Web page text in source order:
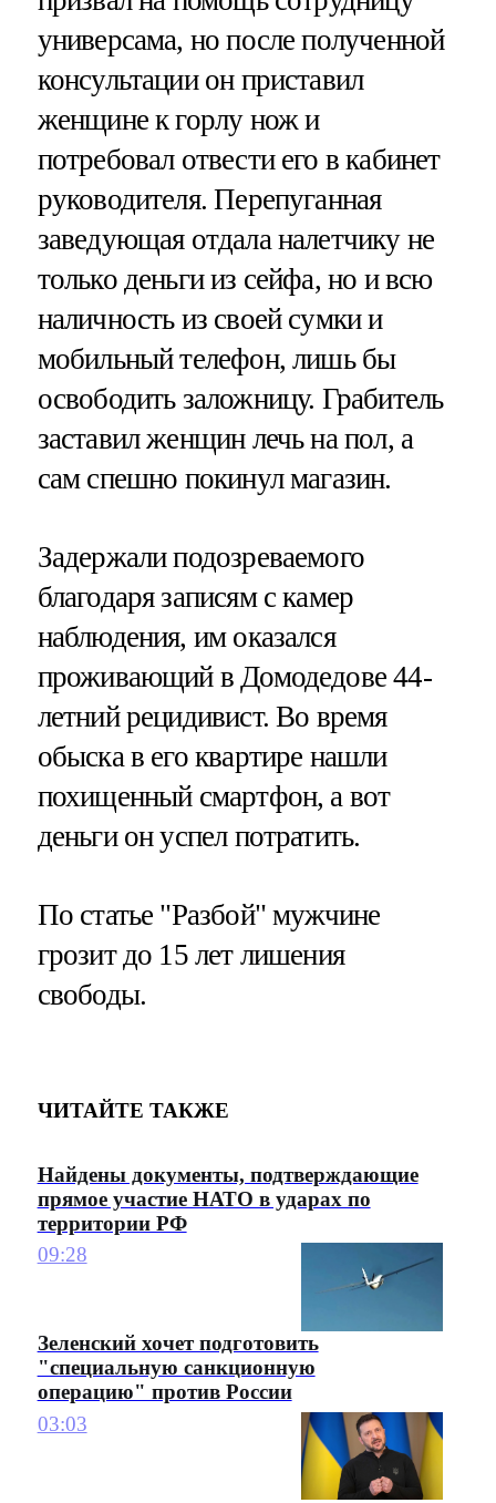
универсама, но после полученной
консультации он приставил
женщине к горлу нож и
потребовал отвести его в кабинет
руководителя. Перепуганная
заведующая отдала налетчику не
только деньги из сейфа, но и всю
наличность из своей сумки и
мобильный телефон, лишь бы
освободить заложницу. Грабитель
заставил женщин лечь на пол, а
сам спешно покинул магазин.
Задержали подозреваемого
благодаря записям с камер
наблюдения, им оказался
проживающий в Домодедове 44-
летний рецидивист. Во время
обыска в его квартире нашли
похищенный смартфон, а вот
деньги он успел потратить.
По статье "Разбой" мужчине
грозит до 15 лет лишения
свободы.
ЧИТАЙТЕ ТАКЖЕ
Найдены документы, подтверждающие
прямое участие НАТО в ударах по
территории РФ
09:28
Зеленский хочет подготовить
"специальную санкционную
операцию" против России
03:03